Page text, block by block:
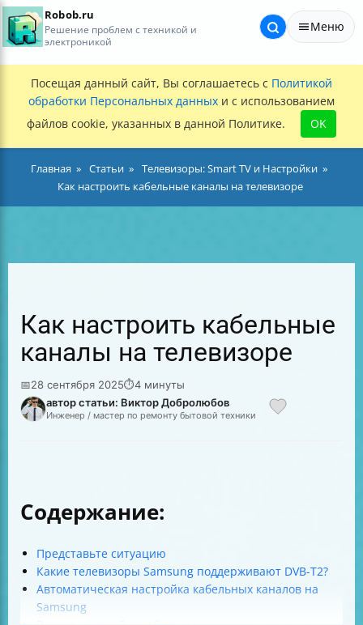
Robob.ru
Решение проблем с техникой и
электроникой
Меню
Посещая данный сайт, Вы соглашаетесь с Политикой
обработки Персональных данных и с использованием
файлов cookie, указанных в данной Политике.
OK
Главная Статьи
Телевизоры: Smart TV и Настройки
Как настроить кабельные каналы на телевизоре
Как настроить кабельные
каналы на телевизоре
📅28 сентября 2025⏱4 минуты
автор статьи: Виктор Добролюбов
Инженер / мастер по ремонту бытовой техники
Содержание:
Представьте ситуацию
Какие телевизоры Samsung поддерживают DVB-T2?
Автоматическая настройка кабельных каналов на
Samsung